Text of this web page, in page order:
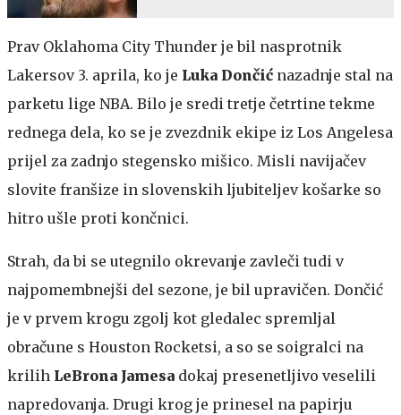
Prav Oklahoma City Thunder je bil nasprotnik
Lakersov 3. aprila, ko je Luka Dončić nazadnje stal na
parketu lige NBA. Bilo je sredi tretje četrtine tekme
rednega dela, ko se je zvezdnik ekipe iz Los Angelesa
prijel za zadnjo stegensko mišico. Misli navijačev
slovite franšize in slovenskih ljubiteljev košarke so
hitro ušle proti končnici.
Strah, da bi se utegnilo okrevanje zavleči tudi v
najpomembnejši del sezone, je bil upravičen. Dončić
je v prvem krogu zgolj kot gledalec spremljal
obračune s Houston Rocketsi, a so se soigralci na
krilih LeBrona Jamesa dokaj presenetljivo veselili
napredovanja. Drugi krog je prinesel na papirju